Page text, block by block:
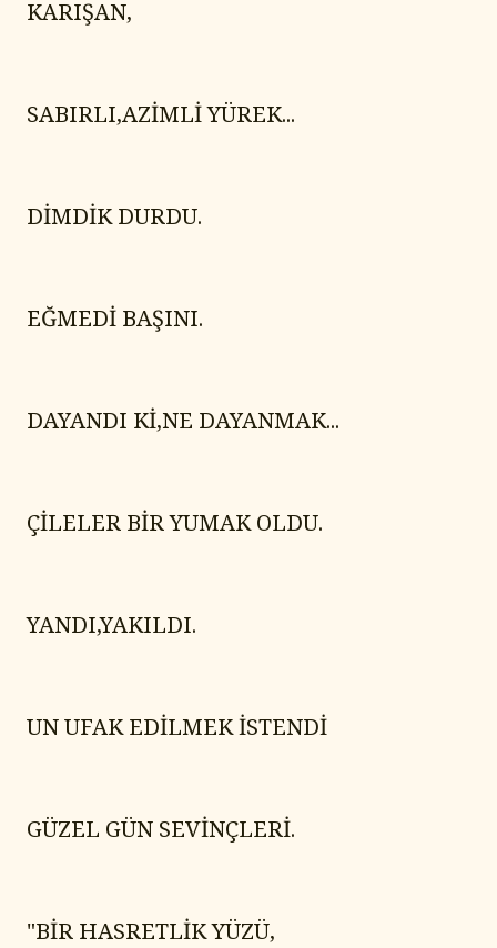
KARIŞAN,
SABIRLI,AZİMLİ YÜREK...
DİMDİK DURDU.
EĞMEDİ BAŞINI.
DAYANDI Kİ,NE DAYANMAK...
ÇİLELER BİR YUMAK OLDU.
YANDI,YAKILDI.
UN UFAK EDİLMEK İSTENDİ
GÜZEL GÜN SEVİNÇLERİ.
"BİR HASRETLİK YÜZÜ,